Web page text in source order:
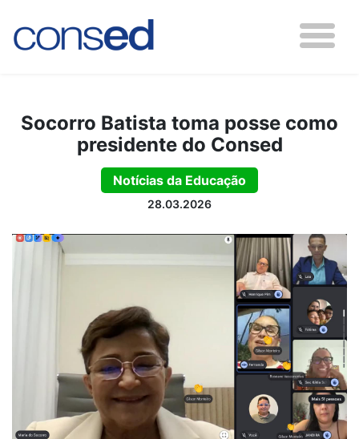
Socorro Batista toma posse como
presidente do Consed
Notícias da Educação
28.03.2026